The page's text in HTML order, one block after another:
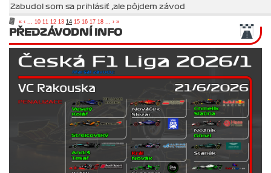
Zabudol som sa prihlásiť ,ale pôjdem závod
« ‹ 10 11 12 13 14 15 16 17 18 › »
PŘEDZÁVODNÍ INFO